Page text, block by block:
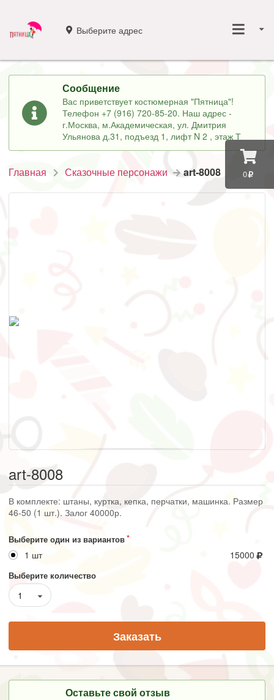
0
Выберите адрес
Сообщение
Вас приветствует костюмерная "Пятница"!
Телефон +7 (916) 720-85-20. Наш адрес -
г.Москва, м.Академическая, ул. Дмитрия
Ульянова д.31, подъезд 1, лифт N 2 , этаж Т
Главная Сказочные персонажи art-8008
art-8008
В комплекте: штаны, куртка, кепка, перчатки, машинка. Размер
46-50 (1 шт.). Залог 40000р.
Выберите один из вариантов
1 шт 15000
Выберите количество
1
Заказать
Оставьте свой отзыв